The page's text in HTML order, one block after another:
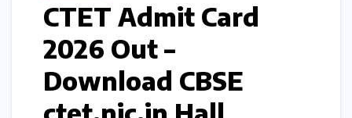
CTET Admit Card
2026 Out –
Download CBSE